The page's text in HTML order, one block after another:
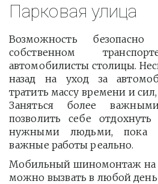
Парковая улица
Возможность безопасно
собственном
автомобилисты столицы.
назад на уход за
тратить массу времени и
Заняться более
позволить себе
нужными людьми, пока
важные работы реально.
Мобильный шиномонтаж на
можно вызвать в любой